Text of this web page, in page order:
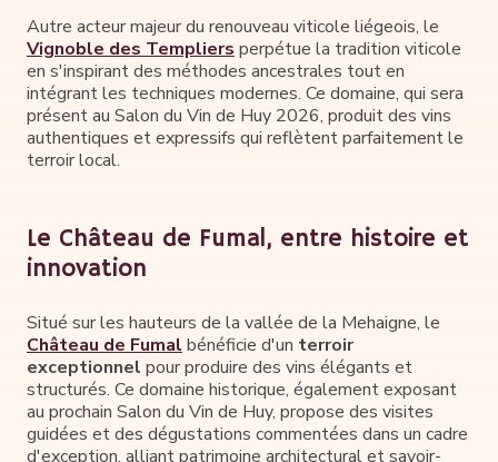
Autre acteur majeur du renouveau viticole liégeois, le
Vignoble des Templiers perpétue la tradition viticole
en s'inspirant des méthodes ancestrales tout en
intégrant les techniques modernes. Ce domaine, qui sera
présent au Salon du Vin de Huy 2026, produit des vins
authentiques et expressifs qui reflètent parfaitement le
terroir local.
Le Château de Fumal, entre histoire et
innovation
Situé sur les hauteurs de la vallée de la Mehaigne, le
Château de Fumal bénéficie d'un terroir
exceptionnel pour produire des vins élégants et
structurés. Ce domaine historique, également exposant
au prochain Salon du Vin de Huy, propose des visites
guidées et des dégustations commentées dans un cadre
d'exception, alliant patrimoine architectural et savoir-